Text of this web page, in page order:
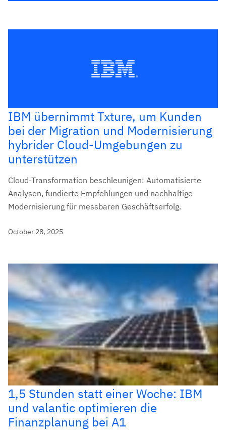
IBM übernimmt Txture, um Kunden
bei der Migration und Modernisierung
hybrider Cloud-Umgebungen zu
unterstützen
Cloud-Transformation beschleunigen: Automatisierte
Analysen, fundierte Empfehlungen und nachhaltige
Modernisierung für messbaren Geschäftserfolg.
October 28, 2025
1,5 Stunden statt einer Woche: IBM
und valantic optimieren die
Finanzplanung bei A1